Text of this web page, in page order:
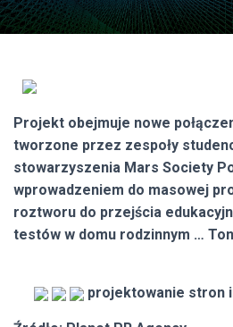
Projekt obejmuje nowe
tworzone przez zespoły
stowarzyszenia Mars Society
wprowadzeniem do masowej
roztworu do przejścia
testów w domu rodzinnym …
projektowanie stron